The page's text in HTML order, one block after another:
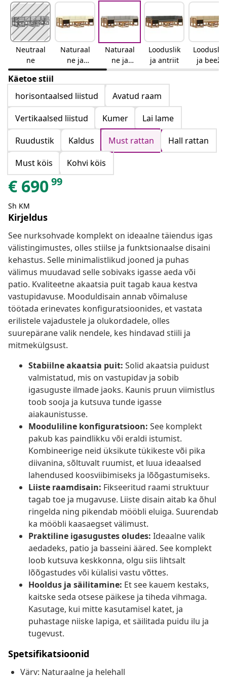
Neutraal
ne
Naturaal
ne ja
kreemjas
Naturaal
ne ja
helehall
Looduslik
ja antriit
Looduslik
ja beež
Käetoe stiil
horisontaalsed liistud
Avatud raam
Vertikaalsed liistud
Kumer
Lai lame
Ruudustik
Kaldus Must rattan
Hall rattan
Must köis
Kohvi köis
€ 69099
Sh KM
Kirjeldus
See nurksohvade komplekt on ideaalne täiendus igas
välistingimustes, olles stiilse ja funktsionaalse disaini
kehastus. Selle minimalistlikud jooned ja puhas
välimus muudavad selle sobivaks igasse aeda või
patio. Kvaliteetne akaatsia puit tagab kaua kestva
vastupidavuse. Mooduldisain annab võimaluse
töötada erinevates konfiguratsioonides, et vastata
erilistele vajadustele ja olukordadele, olles
suurepärane valik nendele, kes hindavad stiili ja
mitmekülgsust.
Stabiilne akaatsia puit: Solid akaatsia puidust
valmistatud, mis on vastupidav ja sobib
igasuguste ilmade jaoks. Kaunis pruun viimistlus
toob sooja ja kutsuva tunde igasse
aiakaunistusse.
Mooduliline konfiguratsioon: See komplekt
pakub kas paindlikku või eraldi istumist.
Kombineerige neid üksikute tükikeste või pika
diivanina, sõltuvalt ruumist, et luua ideaalsed
lahendused koosviibimiseks ja lõõgastumiseks.
Liiste raamdisain: Fikseeritud raami struktuur
tagab toe ja mugavuse. Liiste disain aitab ka õhul
ringelda ning pikendab mööbli eluiga. Suurendab
ka mööbli kaasaegset välimust.
Praktiline igasugustes oludes: Ideaalne valik
aedadeks, patio ja basseini ääred. See komplekt
loob kutsuva keskkonna, olgu siis lihtsalt
lõõgastudes või külalisi vastu võttes.
Hooldus ja säilitamine: Et see kauem kestaks,
kaitske seda otsese päikese ja tiheda vihmaga.
Kasutage, kui mitte kasutamisel katet, ja
puhastage niiske lapiga, et säilitada puidu ilu ja
tugevust.
Spetsifikatsioonid
Värv: Naturaalne ja helehall